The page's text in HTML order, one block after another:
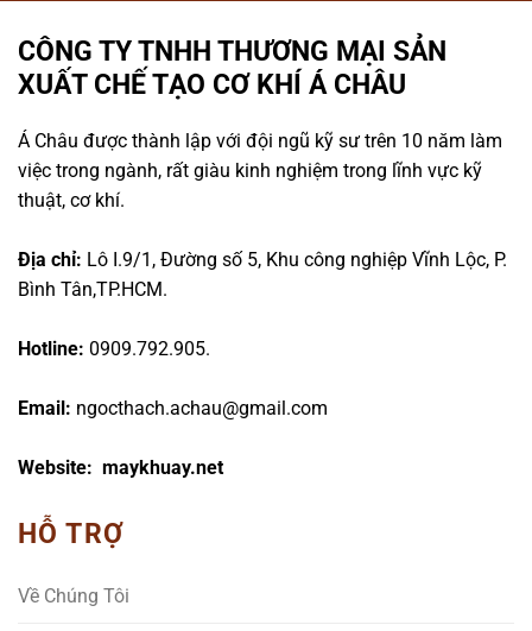
CÔNG TY TNHH THƯƠNG MẠI SẢN
XUẤT CHẾ TẠO CƠ KHÍ Á CHÂU
Á Châu được thành lập với đội ngũ kỹ sư trên 10 năm làm
việc trong ngành, rất giàu kinh nghiệm trong lĩnh vực kỹ
thuật, cơ khí.
Địa chỉ: Lô I.9/1, Đường số 5, Khu công nghiệp Vĩnh Lộc, P.
Bình Tân,TP.HCM.
Hotline: 0909.792.905.
Email: ngocthach.achau@gmail.com
Website: maykhuay.net
HỖ TRỢ
Về Chúng Tôi